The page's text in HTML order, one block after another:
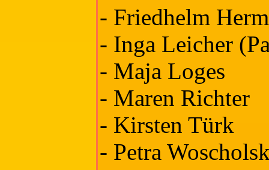
- Friedhelm
- Inga Leicher
- Maja Loges
- Maren Richter
- Kirsten Türk
- Petra